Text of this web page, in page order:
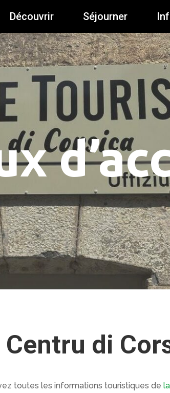
Découvrir Séjourner
di
toutes les informations touristiques de